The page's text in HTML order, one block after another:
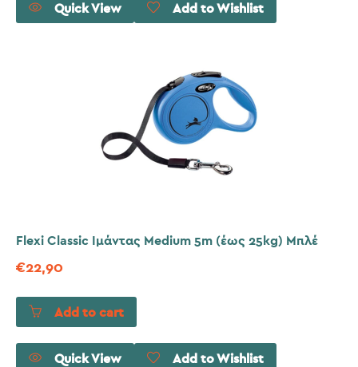
Quick View Add to Wishlist
Flexi Classic Ιμάντας Medium 5m (έως 25kg) Μπλέ
€22,90
Add to cart
Quick View Add to Wishlist